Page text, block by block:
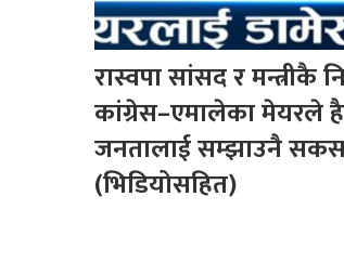
रास्वपा सांसद र मन्त्रीकै
कांग्रेस–एमालेका मेयरले
जनतालाई सम्झाउनै
(भिडियोसहित)